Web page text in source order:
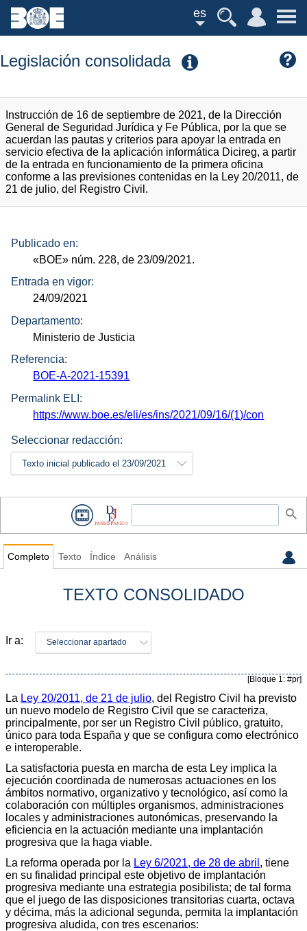
es
Legislación consolidada
Instrucción de 16 de septiembre de 2021, de la Dirección
General de Seguridad Jurídica y Fe Pública, por la que se
acuerdan las pautas y criterios para apoyar la entrada en
servicio efectiva de la aplicación informática Dicireg, a partir
de la entrada en funcionamiento de la primera oficina
conforme a las previsiones contenidas en la Ley 20/2011, de
21 de julio, del Registro Civil.
Publicado en:
«BOE» núm. 228, de 23/09/2021.
Entrada en vigor:
24/09/2021
Departamento:
Ministerio de Justicia
Referencia:
BOE-A-2021-15391
Permalink ELI:
https://www.boe.es/eli/es/ins/2021/09/16/(1)/con
Seleccionar redacción:
Texto inicial publicado el 23/09/2021
Completo Texto Índice Análisis
TEXTO CONSOLIDADO
Ir a: Seleccionar apartado
[Bloque 1: #pr]
La Ley 20/2011, de 21 de julio, del Registro Civil ha previsto
un nuevo modelo de Registro Civil que se caracteriza,
principalmente, por ser un Registro Civil público, gratuito,
único para toda España y que se configura como electrónico
e interoperable.
La satisfactoria puesta en marcha de esta Ley implica la
ejecución coordinada de numerosas actuaciones en los
ámbitos normativo, organizativo y tecnológico, así como la
colaboración con múltiples organismos, administraciones
locales y administraciones autonómicas, preservando la
eficiencia en la actuación mediante una implantación
progresiva que la haga viable.
La reforma operada por la Ley 6/2021, de 28 de abril , tiene
en su finalidad principal este objetivo de implantación
progresiva mediante una estrategia posibilista; de tal forma
que el juego de las disposiciones transitorias cuarta, octava
y décima, más la adicional segunda, permita la implantación
progresiva aludida, con tres escenarios: